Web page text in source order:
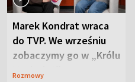
Marek Kondrat wraca
do TVP. We wrześniu
zobaczymy go w „Królu
Maciusiu I”
Rozmowy